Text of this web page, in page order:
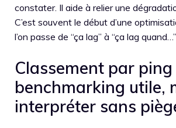
constater. Il aide à relier une
C’est souvent le début d’une
l’on passe de “ça lag” à “ça lag
Classement par ping
benchmarking utile,
interpréter sans